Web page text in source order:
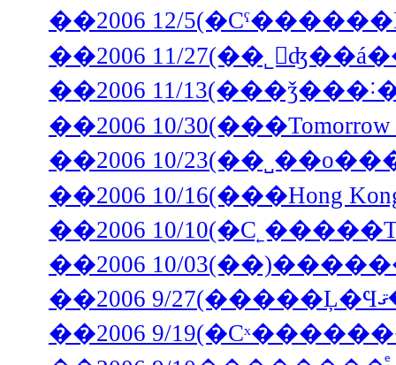
��2006 11/
��2006 10/30(���Tomorrow
��2006 10/
��2006 10/16(���Hong
��2006 10/
��2006 9/